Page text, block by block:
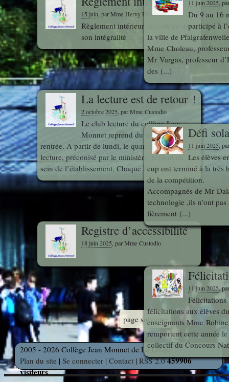
Mathématiques
Projets
Interdisciplinaires
What's up
in room 50
?
15 juin , par Mme Hervy Principale
Règlement intérieur du collège dans
son intégralité
La lecture est de retour !
2 octobre 2025 , par Mme Custodio
Le club lecture du collège Jean
Monnet reprend du service en cette
rentrée. A partir de lundi, le quart d’heure
lecture, préconisé par le ministère, revient au
sein de l’établissement. Chaque lundi ( (...)
Registre d’accessibilité
18 juin 2025 , par Mme Custodio
page suivante
11 juin 2025 ,
Du 9 au 16
participé à
la ville de
Mme Choleau,
Mr Vargas, professeur
des (...)
Défi
11 juin 2025 ,
Les élèves
cup ont terminé à la très
de la compétition.
Accompagnés de Mr
technologie ,ils n’ont
fièrement (...)
11 juin 2025,
félicitations aux élèves
enseignants Mme
remportent cette année
collectif du Concours
2005 - 2026 Collège Jean Monnet de La Loupe
Plan du site | Se connecter | Contact | RSS 2.0 459906
visiteurs